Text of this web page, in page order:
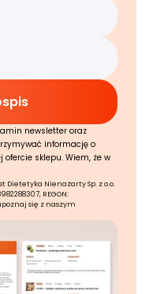
newsletter oraz
informację o
sklepu. Wiem, że w
Nienażarty Sp. z o.o.
REGON:
się z naszym